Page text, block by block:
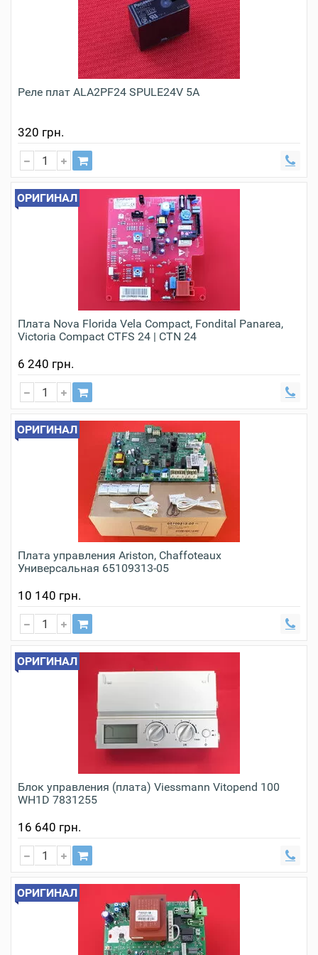
Реле плат ALA2PF24 SPULE24V 5A
320 грн.
ОРИГИНАЛ
Плата Nova Florida Vela Compact, Fondital Panarea,
Victoria Compact CTFS 24 | CTN 24
6 240 грн.
ОРИГИНАЛ
Плата управления Ariston, Chaffoteaux
Универсальная 65109313-05
10 140 грн.
ОРИГИНАЛ
Блок управления (плата) Viessmann Vitopend 100
WH1D 7831255
16 640 грн.
ОРИГИНАЛ